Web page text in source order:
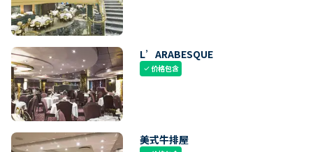
L’ARABESQUE
check价格包含
美式牛排屋